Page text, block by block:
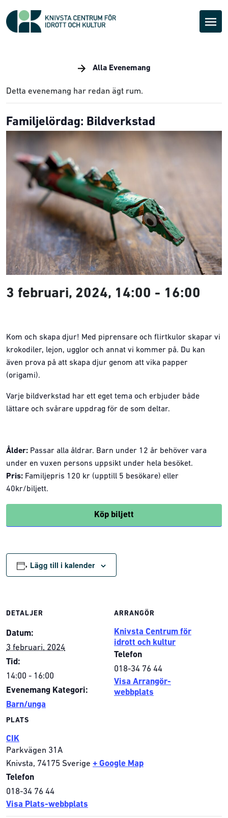
Alla Evenemang
Detta evenemang har redan ägt rum.
Familjelördag: Bildverkstad
3 februari, 2024, 14:00 - 16:00
Kom och skapa djur! Med piprensare och flirtkulor skapar vi
krokodiler, lejon, ugglor och annat vi kommer på. Du kan
även prova på att skapa djur genom att vika papper
(origami).
Varje bildverkstad har ett eget tema och erbjuder både
lättare och svårare uppdrag för de som deltar.
Ålder: Passar alla åldrar. Barn under 12 år behöver vara
under en vuxen persons uppsikt under hela besöket.
Pris: Familjepris 120 kr (upptill 5 besökare) eller
40kr/biljett.
Köp biljett
Lägg till i kalender
DETALJER
Datum:
3 februari, 2024
Tid:
14:00 - 16:00
Evenemang Kategori:
Barn/unga
PLATS
CIK
Parkvägen 31A
Knivsta, 74175 Sverige + Google Map
Telefon
018-34 76 44
Visa Plats-webbplats
ARRANGÖR
Knivsta Centrum för
idrott och kultur
Telefon
018-34 76 44
Visa Arrangör-
webbplats